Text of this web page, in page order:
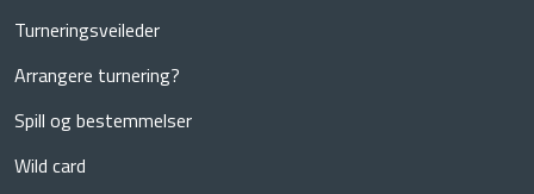
Turneringsveileder
Arrangere turnering?
Spill og bestemmelser
Wild card